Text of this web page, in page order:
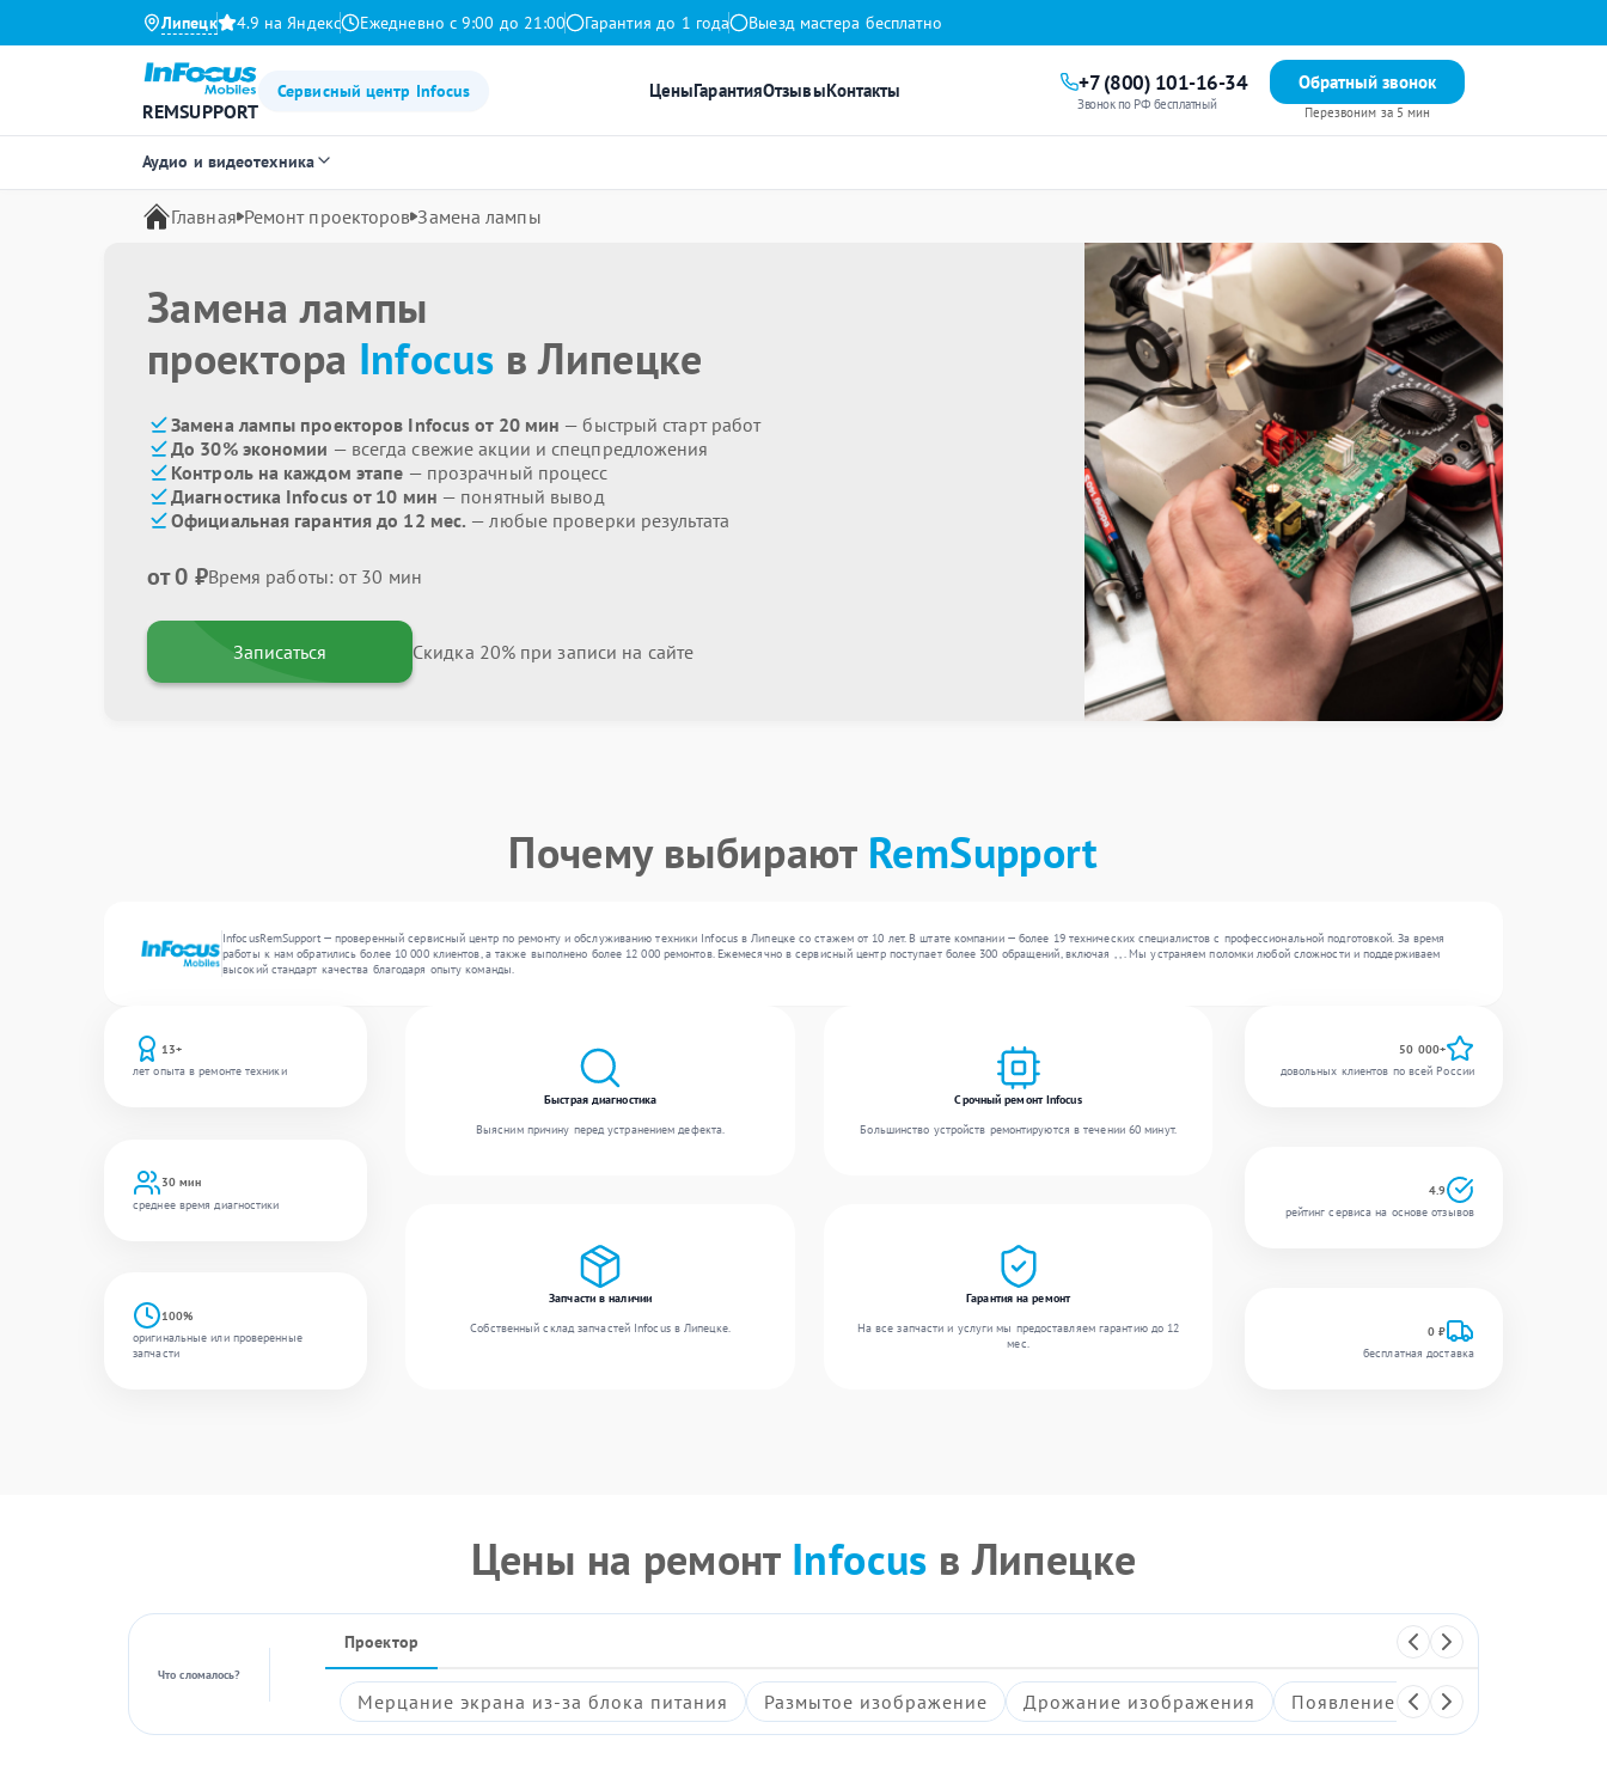
Липецк 4.9 на Яндекс Ежедневно с 9:00 до 21:00 Гарантия до 1 года Выезд мастера бесплатно
REMSUPPORT
Сервисный центр Infocus ЦеныГарантияОтзывыКонтакты +7 (800) 101-16-34
Звонок по РФ бесплатный
Обратный звонок
Перезвоним за 5 мин
Аудио и видеотехника
Главная Ремонт проекторов Замена лампы
Замена лампы
проектора Infocus в Липецке
Замена лампы проекторов Infocus от 20 мин — быстрый старт работ
До 30% экономии — всегда свежие акции и спецпредложения
Контроль на каждом этапе — прозрачный процесс
Диагностика Infocus от 10 мин — понятный вывод
Официальная гарантия до 12 мес. — любые проверки результата
от 0 ₽Время работы: от 30 мин
Записаться Скидка 20% при записи на сайте
Почему выбирают RemSupport
InfocusRemSupport — проверенный сервисный центр по ремонту и обслуживанию техники Infocus в Липецке со стажем от 10 лет. В штате компании — более 19 технических специалистов с профессиональной подготовкой. За время
работы к нам обратились более 10 000 клиентов, а также выполнено более 12 000 ремонтов. Ежемесячно в сервисный центр поступает более 300 обращений, включая , , . Мы устраняем поломки любой сложности и поддерживаем
высокий стандарт качества благодаря опыту команды.
13+
лет опыта в ремонте техники
30 мин
среднее время диагностики
100%
оригинальные или проверенные
запчасти
Быстрая диагностика
Выясним причину перед устранением дефекта.
Срочный ремонт Infocus
Большинство устройств ремонтируются в течении 60 минут.
Запчасти в наличии
Собственный склад запчастей Infocus в Липецке.
Гарантия на ремонт
На все запчасти и услуги мы предоставляем гарантию до 12
мес.
50 000+
довольных клиентов по всей России
4.9
рейтинг сервиса на основе отзывов
0 ₽
бесплатная доставка
Цены на ремонт Infocus в Липецке
Что сломалось?
Проектор
Мерцание экрана из-за блока питания Размытое изображение Дрожание изображения Появление артефактов на